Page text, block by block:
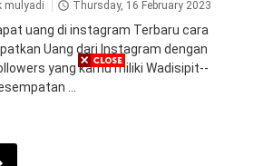
mulyadi Thursday, 16 February 2023
uang di instagram Terbaru cara
Uang dari Instagram dengan
yang kamu miliki Wadisipit--
...